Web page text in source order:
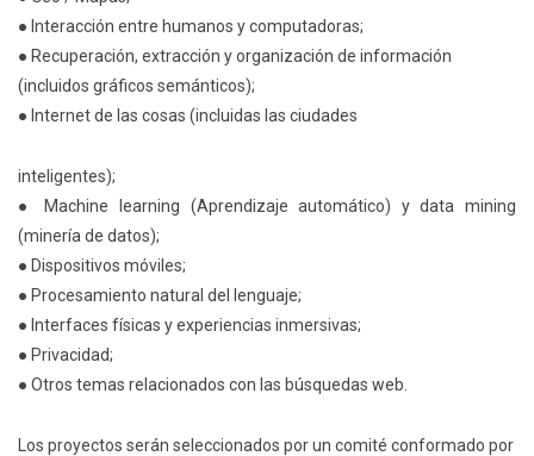
● Interacción entre humanos y computadoras;
● Recuperación, extracción y organización de información
(incluidos gráficos semánticos);
● Internet de las cosas (incluidas las ciudades
inteligentes);
● Machine learning (Aprendizaje automático) y data mining
(minería de datos);
● Dispositivos móviles;
● Procesamiento natural del lenguaje;
● Interfaces físicas y experiencias inmersivas;
● Privacidad;
● Otros temas relacionados con las búsquedas web.
Los proyectos serán seleccionados por un comité conformado por